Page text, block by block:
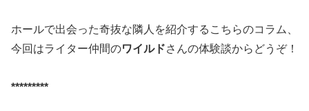
ホールで出会った奇抜な隣人を紹介するこちらのコラム、
今回はライター仲間のワイルドさんの体験談からどうぞ！
*********